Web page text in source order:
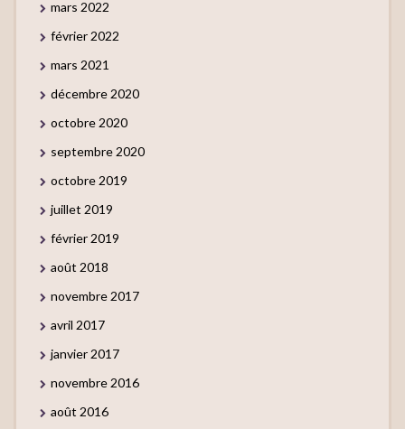
mars 2022
février 2022
mars 2021
décembre 2020
octobre 2020
septembre 2020
octobre 2019
juillet 2019
février 2019
août 2018
novembre 2017
avril 2017
janvier 2017
novembre 2016
août 2016